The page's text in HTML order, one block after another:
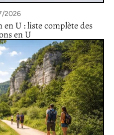
2026
en U : liste complète des
en U